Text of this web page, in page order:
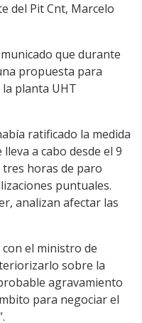
del Pit Cnt, Marcelo
que durante
propuesta para
planta UHT
ratificado la medida
a cabo desde el 9
tres horas de paro
puntuales.
analizan afectar las
el ministro de
sobre la
agravamiento
para negociar el